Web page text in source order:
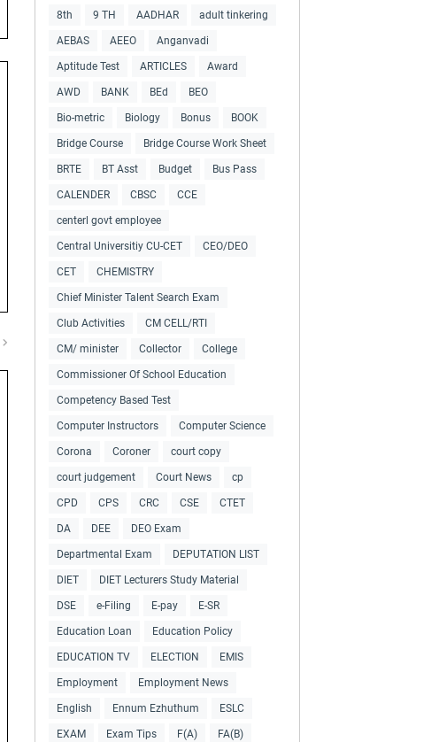
8th 9 TH AADHAR adult tinkering
AEBAS AEEO Anganvadi
Aptitude Test ARTICLES Award
AWD BANK BEd BEO
Bio-metric Biology Bonus BOOK
Bridge Course Bridge Course Work Sheet
BRTE BT Asst Budget Bus Pass
CALENDER CBSC CCE
centerl govt employee
Central Universitiy CU-CET CEO/DEO
CET CHEMISTRY
Chief Minister Talent Search Exam
Club Activities CM CELL/RTI
CM/ minister Collector College
Commissioner Of School Education
Competency Based Test
Computer Instructors Computer Science
Corona Coroner court copy
court judgement Court News cp
CPD CPS CRC CSE CTET
DA DEE DEO Exam
Departmental Exam DEPUTATION LIST
DIET DIET Lecturers Study Material
DSE e-Filing E-pay E-SR
Education Loan Education Policy
EDUCATION TV ELECTION EMIS
Employment Employment News
English Ennum Ezhuthum ESLC
EXAM Exam Tips F(A) FA(B)